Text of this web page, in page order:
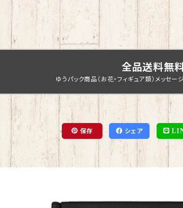
全品送料無
ゆうパック商品（お花・フィギュア類）メッセ
保存 シェア